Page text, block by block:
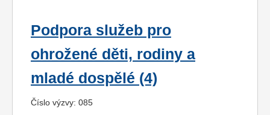
Podpora služeb pro
ohrožené děti, rodiny a
mladé dospělé (4)
Číslo výzvy: 085